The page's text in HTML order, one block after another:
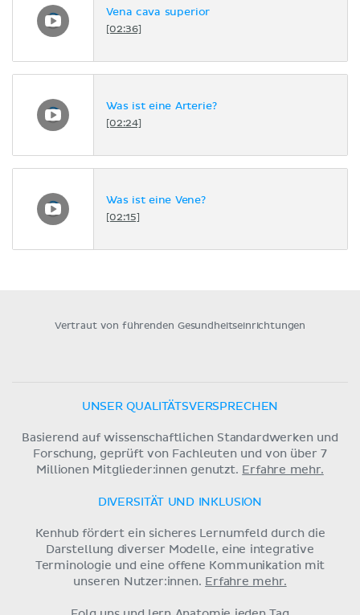
Vena cava superior
[02:36]
Was ist eine Arterie?
[02:24]
Was ist eine Vene?
[02:15]
Vertraut von führenden Gesundheitseinrichtungen
UNSER QUALITÄTSVERSPRECHEN
Basierend auf wissenschaftlichen Standardwerken und
Forschung, geprüft von Fachleuten und von über 7
Millionen Mitglieder:innen genutzt. Erfahre mehr.
DIVERSITÄT UND INKLUSION
Kenhub fördert ein sicheres Lernumfeld durch die
Darstellung diverser Modelle, eine integrative
Terminologie und eine offene Kommunikation mit
unseren Nutzer:innen. Erfahre mehr.